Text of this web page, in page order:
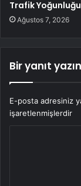
Trafik Yoğunluğu
Ağustos 7, 2026
Bir yanıt yazın
E-posta adresiniz
işaretlenmişlerdir